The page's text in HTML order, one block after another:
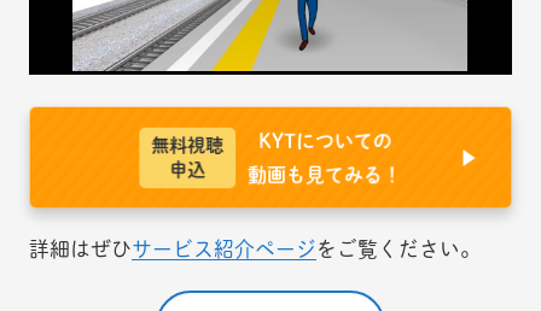
無料視聴
申込
KYTについての
動画も見てみる！
詳細はぜひサービス紹介ページをご覧ください。